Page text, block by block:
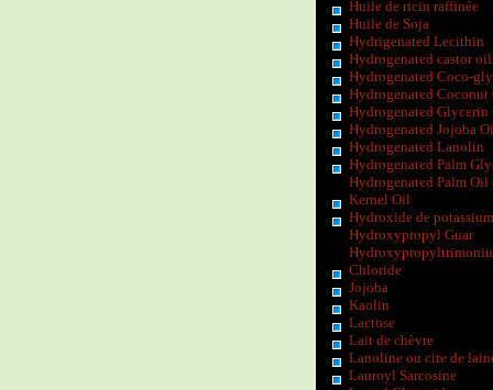
Huile de ricin raffinée
Huile de Soja
Hydrigenated Lecithin
Hydrogenated castor oil
Hydrogenated Coco-
Hydrogenated Coconut
Hydrogenated Glycerin
Hydrogenated Jojoba
Hydrogenated Lanolin
Hydrogenated Palm
Hydrogenated Palm Oil
Kernel Oil
Hydroxide de potassium
Hydroxypropyl Guar
Chloride
Jojoba
Kaolin
Lactose
Lait de chèvre
Lanoline ou cire de
Lauroyl Sarcosine